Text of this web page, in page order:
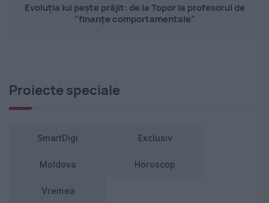
Evoluția lui pește prăjit: de la Topor la profesorul de
”finanțe comportamentale”
Proiecte speciale
SmartDigi Exclusiv
Moldova Horoscop
Vremea